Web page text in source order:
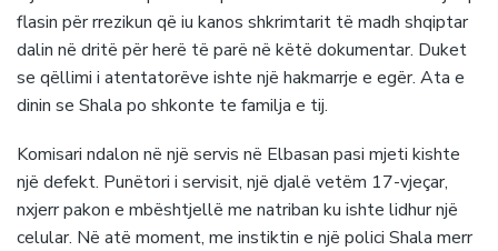
flasin për rrezikun që iu kanos shkrimtarit të madh shqiptar
dalin në dritë për herë të parë në këtë dokumentar. Duket
se qëllimi i atentatorëve ishte një hakmarrje e egër. Ata e
dinin se Shala po shkonte te familja e tij.
Komisari ndalon në një servis në Elbasan pasi mjeti kishte
një defekt. Punëtori i servisit, një djalë vetëm 17-vjeçar,
nxjerr pakon e mbështjellë me natriban ku ishte lidhur një
celular. Në atë moment, me instiktin e një polici Shala merr